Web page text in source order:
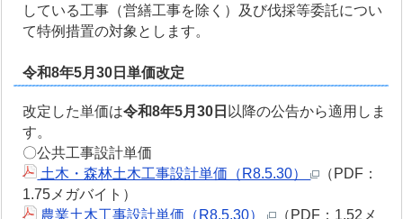
している工事（営繕工事を除く）及び伐採等委託につい
て特例措置の対象とします。
令和8年5月30日単価改定
改定した単価は令和8年5月30日 以降の公告から適用しま
す。
〇公共工事設計単価
土木・森林土木工事設計単価（R8.5.30）
（PDF：
1.75メガバイト）
農業土木工事設計単価（R8.5.30）
（PDF：1.52メ